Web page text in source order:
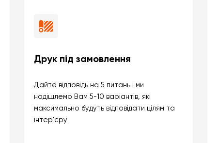
Друк під замовлення
Дайте відповідь на 5 питань і ми
надішлемо Вам 5-10 варіантів, які
максимально будуть відповідати цілям та
інтер'єру